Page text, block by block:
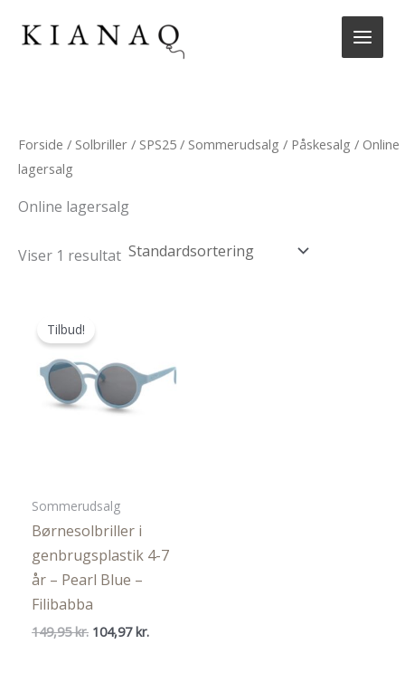
Forside / Solbriller / SPS25 / Sommerudsalg / Påskesalg / Online
lagersalg
Online lagersalg
Viser 1 resultat
Tilbud!
Sommerudsalg
Børnesolbriller i
genbrugsplastik 4-7
år – Pearl Blue –
Filibabba
149,95kr. Den
104,97 kr.Den